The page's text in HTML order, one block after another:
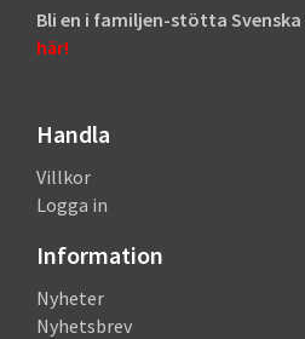
Bli en i familjen-stötta Svenska
här!
Handla
Villkor
Logga in
Information
Nyheter
Nyhetsbrev